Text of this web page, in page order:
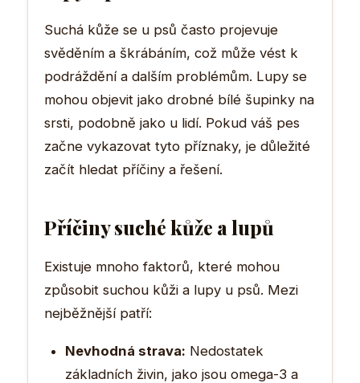
Suchá kůže se u psů často projevuje
svěděním a škrábáním, což může vést k
podráždění a dalším problémům. Lupy se
mohou objevit jako drobné bílé šupinky na
srsti, podobně jako u lidí. Pokud váš pes
začne vykazovat tyto příznaky, je důležité
začít hledat příčiny a řešení.
Příčiny suché kůže a lupů
Existuje mnoho faktorů, které mohou
způsobit suchou kůži a lupy u psů. Mezi
nejběžnější patří:
Nevhodná strava: Nedostatek
základních živin, jako jsou omega-3 a